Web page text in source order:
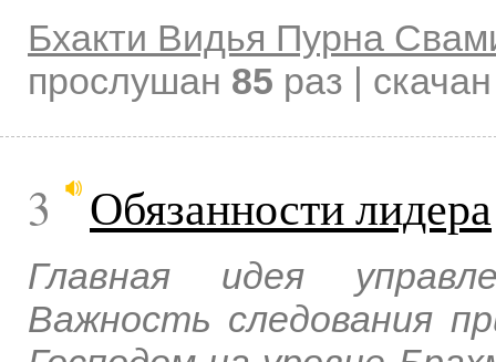
Бхакти Видья Пурна
прослушан 85 раз |
3 Обязанности лидера
Главная идея
Важность следования